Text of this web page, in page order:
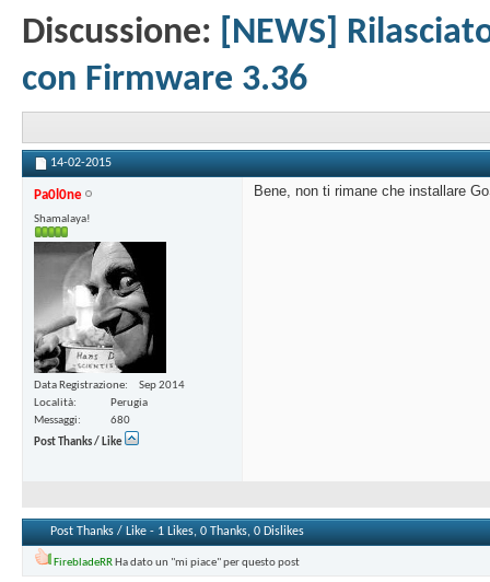
Discussione: [NEWS]
con Firmware 3.36
14-02-2015
Pa0l0ne
Shamalaya!
Data Registrazione
Sep 2014
Località
Perugia
Messaggi
680
Post Thanks / Like
Bene, non ti rimane che installare
Post Thanks / Like - 1 Likes, 0 Thanks, 0 Dislikes
FirebladeRR Ha dato un "mi piace" per questo post